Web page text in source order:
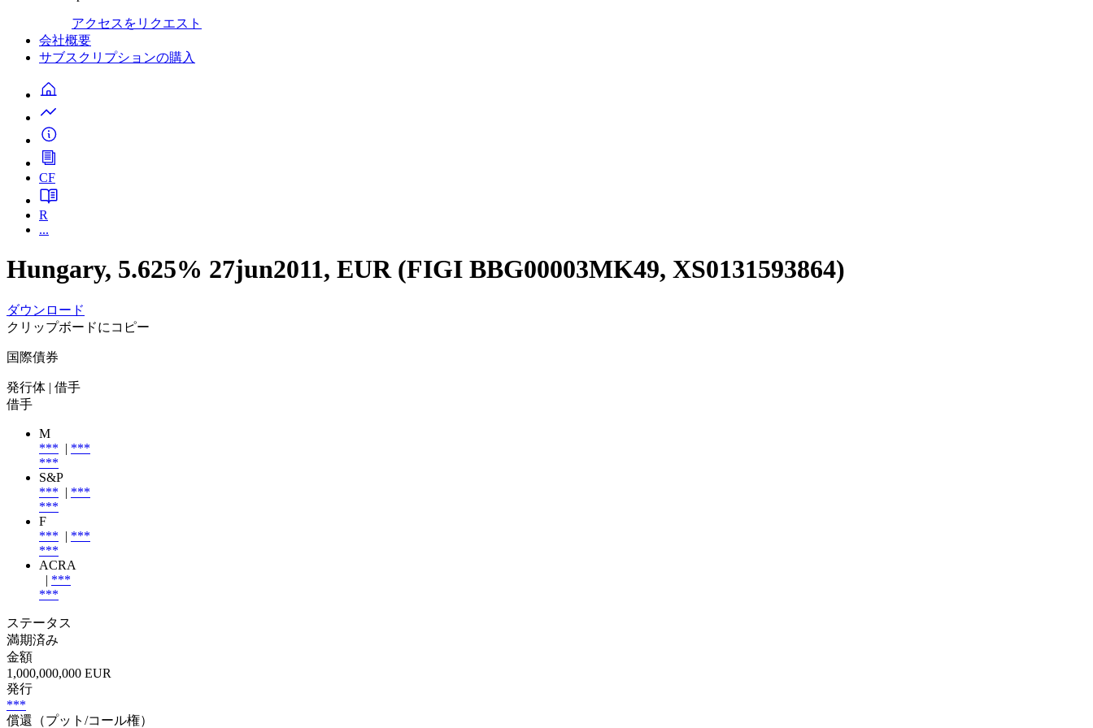
アクセスをリクエスト
会社概要
サブスクリプションの購入
CF
R
...
Hungary, 5.625% 27jun2011, EUR (FIGI BBG00003MK49, XS0131593864)
ダウンロード
クリップボードにコピー
国際債券
発行体 | 借手
借手
M
*** | ***
***
S&P
*** | ***
***
F
*** | ***
***
ACRA
| ***
***
ステータス
満期済み
金額
1,000,000,000 EUR
発行
***
償還（プット/コール権）